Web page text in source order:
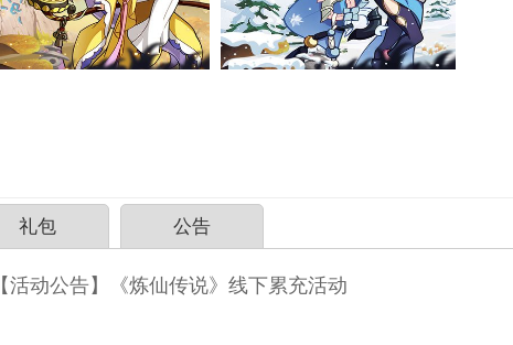
礼包 公告
【活动公告】《炼仙传说》线下累充活动